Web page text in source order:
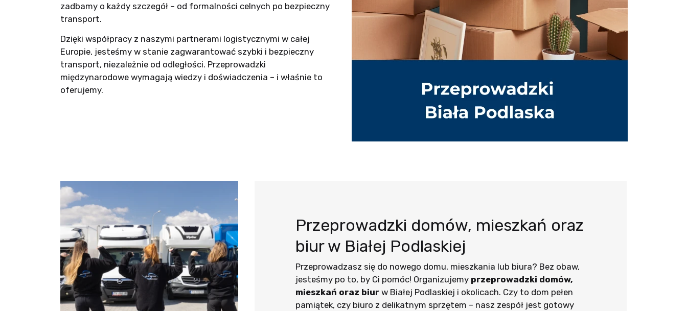
zadbamy o każdy szczegół – od formalności celnych po bezpieczny
transport.
Dzięki współpracy z naszymi partnerami logistycznymi w całej
Europie, jesteśmy w stanie zagwarantować szybki i bezpieczny
transport, niezależnie od odległości. Przeprowadzki
międzynarodowe wymagają wiedzy i doświadczenia – i właśnie to
oferujemy.
Przeprowadzki domów, mieszkań oraz
biur w Białej Podlaskiej
Przeprowadzasz się do nowego domu, mieszkania lub biura? Bez obaw,
jesteśmy po to, by Ci pomóc! Organizujemy przeprowadzki domów,
mieszkań oraz biur w Białej Podlaskiej i okolicach. Czy to dom pełen
pamiątek, czy biuro z delikatnym sprzętem – nasz zespół jest gotowy